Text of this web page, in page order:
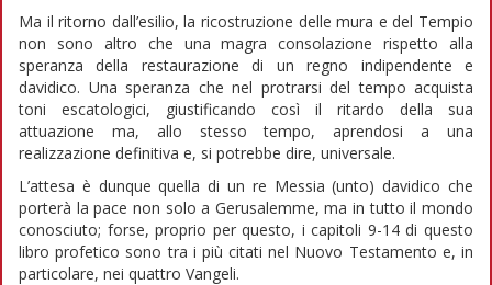
Ma il ritorno dall’esilio, la ricostruzione delle mura e del Tempio
non sono altro che una magra consolazione rispetto alla
speranza della restaurazione di un regno indipendente e
davidico. Una speranza che nel protrarsi del tempo acquista
toni escatologici, giustificando così il ritardo della sua
attuazione ma, allo stesso tempo, aprendosi a una
realizzazione definitiva e, si potrebbe dire, universale.
L’attesa è dunque quella di un re Messia (unto) davidico che
porterà la pace non solo a Gerusalemme, ma in tutto il mondo
conosciuto; forse, proprio per questo, i capitoli 9-14 di questo
libro profetico sono tra i più citati nel Nuovo Testamento e, in
particolare, nei quattro Vangeli.